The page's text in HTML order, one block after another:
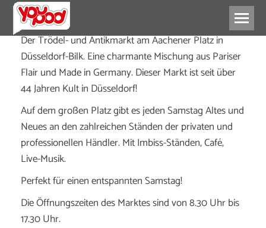
Der Trödel- und Antikmarkt am Aachener Platz in
Düsseldorf-Bilk. Eine charmante Mischung aus Pariser
Flair und Made in Germany. Dieser Markt ist seit über
44 Jahren Kult in Düsseldorf!
Auf dem großen Platz gibt es jeden Samstag Altes und
Neues an den zahlreichen Ständen der privaten und
professionellen Händler. Mit Imbiss-Ständen, Café,
Live-Musik.
Perfekt für einen entspannten Samstag!
Die Öffnungszeiten des Marktes sind von 8.30 Uhr bis
17.30 Uhr.